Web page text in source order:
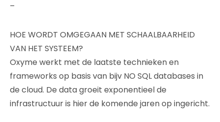
–
HOE WORDT OMGEGAAN MET SCHAALBAARHEID
VAN HET SYSTEEM?
Oxyme werkt met de laatste technieken en
frameworks op basis van bijv NO SQL databases in
de cloud. De data groeit exponentieel de
infrastructuur is hier de komende jaren op ingericht.